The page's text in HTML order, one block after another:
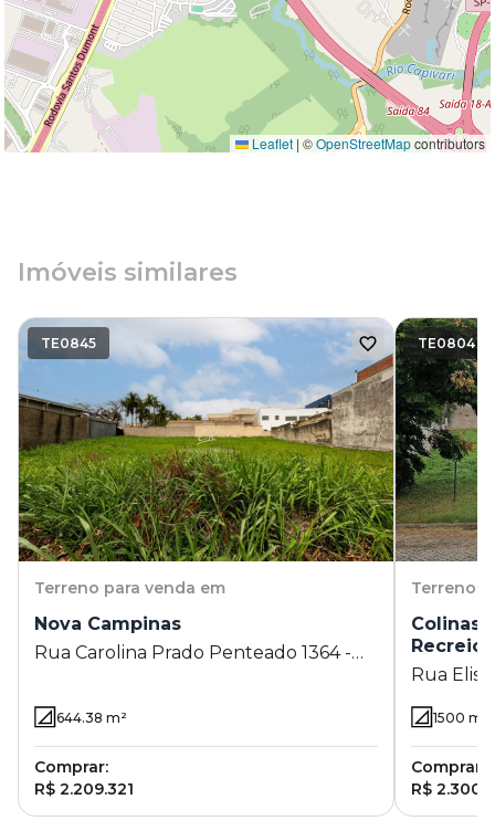
Leaflet | ©OpenStreetMapcontributors
Imóveis similares
TE0845
Terreno para venda em
Nova Campinas
Rua Carolina Prado Penteado 1364 -
644.38 m²
Comprar:
R$ 2.209.321
TE0804
Terreno
Colinas
Recreio
Rua
Sítios de
SP1500 m²
Comprar:
R$